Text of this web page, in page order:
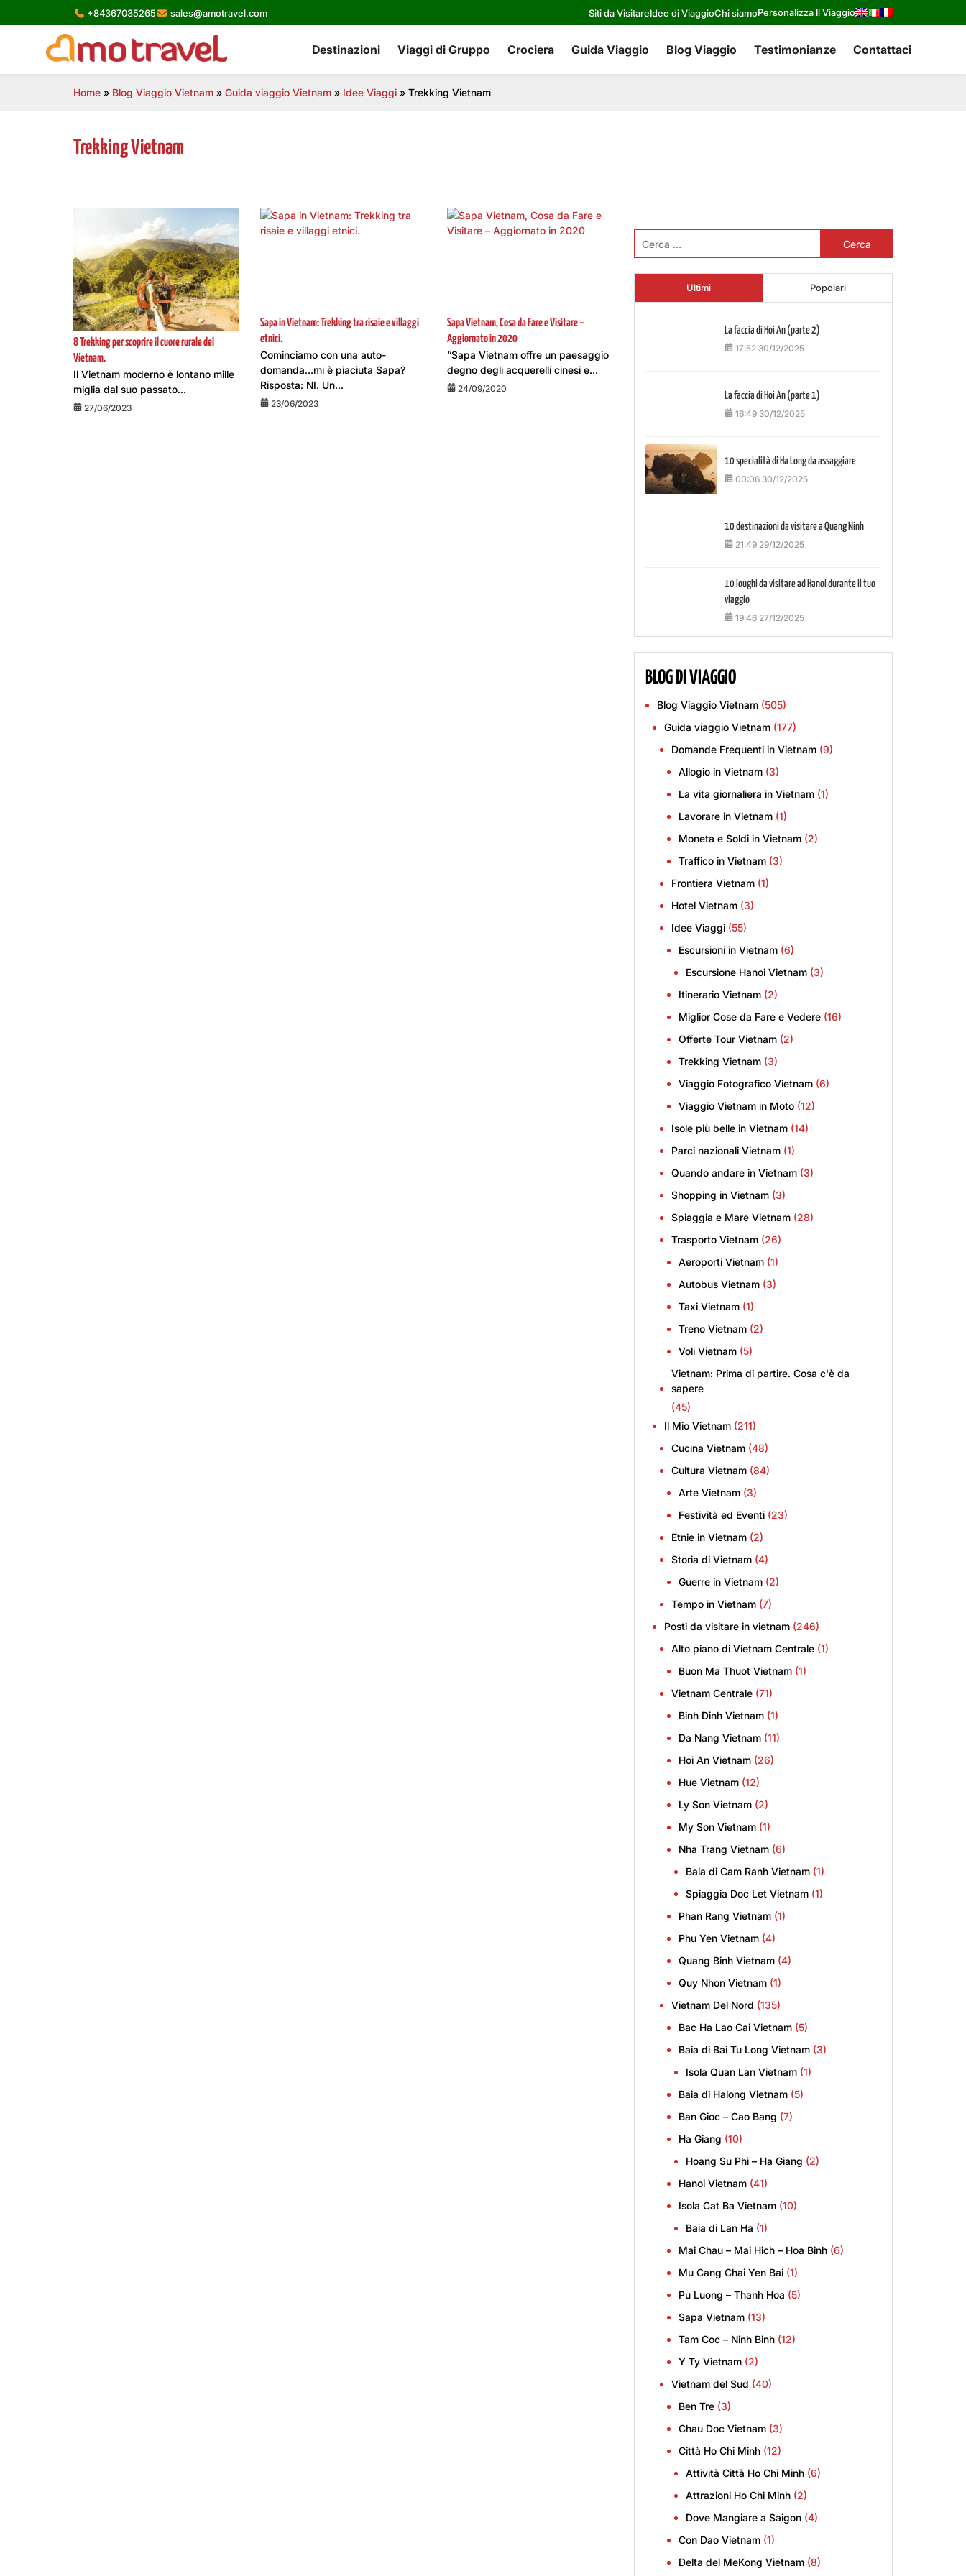
+84367035265 sales@amotravel.com Siti da VisitareIdee di ViaggioChi siamoPersonalizza Il Viaggio
Destinazioni Viaggi di Gruppo Crociera Guida Viaggio Blog Viaggio Testimonianze Contattaci
Home » Blog Viaggio Vietnam » Guida viaggio Vietnam » Idee Viaggi » Trekking Vietnam
Trekking Vietnam
8 Trekking per scoprire il cuore rurale del
Vietnam.
Il Vietnam moderno è lontano mille
miglia dal suo passato...
27/06/2023
Sapa in Vietnam: Trekking tra risaie e villaggi
etnici.
Cominciamo con una auto-
domanda…mi è piaciuta Sapa?
Risposta: NI. Un...
23/06/2023
Sapa Vietnam, Cosa da Fare e Visitare –
Aggiornato in 2020
“Sapa Vietnam offre un paesaggio
degno degli acquerelli cinesi e...
24/09/2020
per:
Ultimi Popolari
La faccia di Hoi An (parte 2)
17:52 30/12/2025
La faccia di Hoi An (parte 1)
16:49 30/12/2025
10 specialità di Ha Long da assaggiare
00:06 30/12/2025
10 destinazioni da visitare a Quang Ninh
21:49 29/12/2025
10 loughi da visitare ad Hanoi durante il tuo
viaggio
19:46 27/12/2025
BLOG DI VIAGGIO
Blog Viaggio Vietnam (505)
Guida viaggio Vietnam (177)
Domande Frequenti in Vietnam (9)
Allogio in Vietnam (3)
La vita giornaliera in Vietnam (1)
Lavorare in Vietnam (1)
Moneta e Soldi in Vietnam (2)
Traffico in Vietnam (3)
Frontiera Vietnam (1)
Hotel Vietnam (3)
Idee Viaggi (55)
Escursioni in Vietnam (6)
Escursione Hanoi Vietnam (3)
Itinerario Vietnam (2)
Miglior Cose da Fare e Vedere (16)
Offerte Tour Vietnam (2)
Trekking Vietnam (3)
Viaggio Fotografico Vietnam (6)
Viaggio Vietnam in Moto (12)
Isole più belle in Vietnam (14)
Parci nazionali Vietnam (1)
Quando andare in Vietnam (3)
Shopping in Vietnam (3)
Spiaggia e Mare Vietnam (28)
Trasporto Vietnam (26)
Aeroporti Vietnam (1)
Autobus Vietnam (3)
Taxi Vietnam (1)
Treno Vietnam (2)
Voli Vietnam (5)
Vietnam: Prima di partire. Cosa c'è da
sapere
(45)
Il Mio Vietnam (211)
Cucina Vietnam (48)
Cultura Vietnam (84)
Arte Vietnam (3)
Festività ed Eventi (23)
Etnie in Vietnam (2)
Storia di Vietnam (4)
Guerre in Vietnam (2)
Tempo in Vietnam (7)
Posti da visitare in vietnam (246)
Alto piano di Vietnam Centrale (1)
Buon Ma Thuot Vietnam (1)
Vietnam Centrale (71)
Binh Dinh Vietnam (1)
Da Nang Vietnam (11)
Hoi An Vietnam (26)
Hue Vietnam (12)
Ly Son Vietnam (2)
My Son Vietnam (1)
Nha Trang Vietnam (6)
Baia di Cam Ranh Vietnam (1)
Spiaggia Doc Let Vietnam (1)
Phan Rang Vietnam (1)
Phu Yen Vietnam (4)
Quang Binh Vietnam (4)
Quy Nhon Vietnam (1)
Vietnam Del Nord (135)
Bac Ha Lao Cai Vietnam (5)
Baia di Bai Tu Long Vietnam (3)
Isola Quan Lan Vietnam (1)
Baia di Halong Vietnam (5)
Ban Gioc – Cao Bang (7)
Ha Giang (10)
Hoang Su Phi – Ha Giang (2)
Hanoi Vietnam (41)
Isola Cat Ba Vietnam (10)
Baia di Lan Ha (1)
Mai Chau – Mai Hich – Hoa Binh (6)
Mu Cang Chai Yen Bai (1)
Pu Luong – Thanh Hoa (5)
Sapa Vietnam (13)
Tam Coc – Ninh Binh (12)
Y Ty Vietnam (2)
Vietnam del Sud (40)
Ben Tre (3)
Chau Doc Vietnam (3)
Città Ho Chi Minh (12)
Attività Città Ho Chi Minh (6)
Attrazioni Ho Chi Minh (2)
Dove Mangiare a Saigon (4)
Con Dao Vietnam (1)
Delta del MeKong Vietnam (8)